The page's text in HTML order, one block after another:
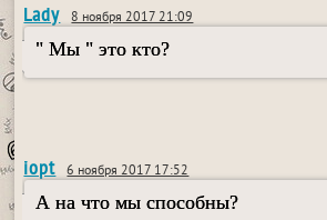
Lady 8 ноября 2017 21:09
" Мы " это кто?
iopt 6 ноября 2017 17:52
А на что мы способны?